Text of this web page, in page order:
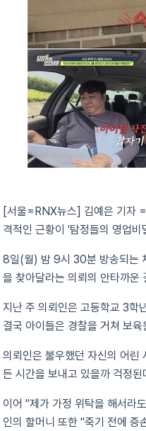
[서울=RNX뉴스] 김예은 기자
격적인 근황이 '탐정들의 영업비
8일(월) 밤 9시 30분 방송되는
을 찾아달라는 의뢰의 안타까운
지난 주 의뢰인은 고등학교 3학
결국 아이들은 경찰을 거쳐 보
의뢰인은 불우했던 자신의 어린
든 시간을 보내고 있을까 걱정
이어 "제가 가정 위탁을 해서라
인의 할머니 또한 "죽기 전에 증